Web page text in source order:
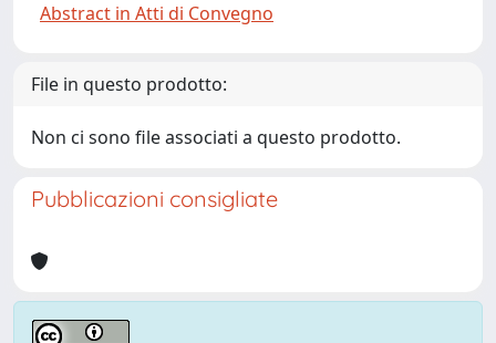
Abstract in Atti di Convegno
File in questo prodotto:
Non ci sono file associati a questo prodotto.
Pubblicazioni consigliate